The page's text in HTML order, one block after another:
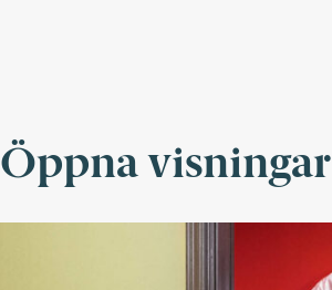
Öppna visningar